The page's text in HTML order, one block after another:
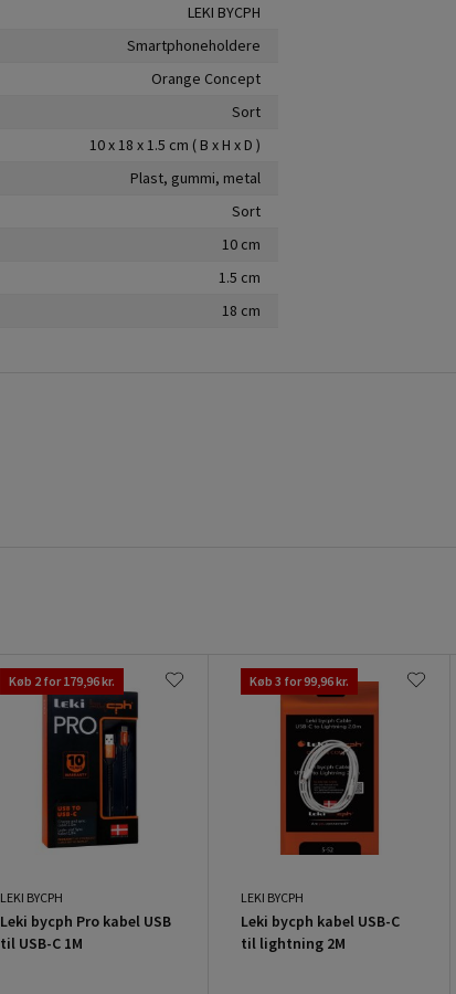
LEKI BYCPH
Smartphoneholdere
Orange Concept
Sort
10 x 18 x 1.5 cm ( B x H x D )
Plast, gummi, metal
Sort
10 cm
1.5 cm
18 cm
Køb 2 for 179,96 kr.
LEKI BYCPH
Leki bycph Pro kabel USB
til USB-C 1M
Køb 3 for 99,96 kr.
LEKI BYCPH
Leki bycph kabel USB-C
til lightning 2M